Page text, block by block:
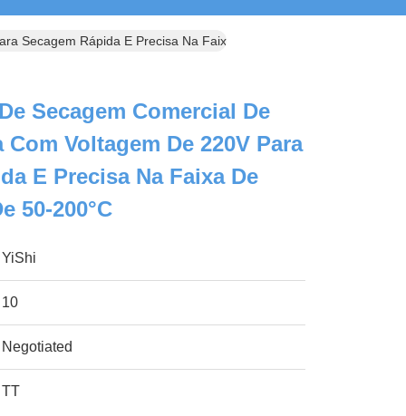
Secagem Rápida E Precisa Na Faixa De Temperatura De 50-
Secagem Comercial De
Com Voltagem De 220V Para
E Precisa Na Faixa De
50-200°C
YiShi
10
Negotiated
TT